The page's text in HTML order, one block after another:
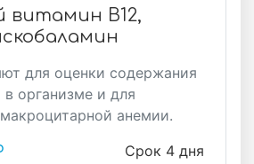
витамин В12,
для оценки содержания
в организме и для
анемии.
Срок 4 дня